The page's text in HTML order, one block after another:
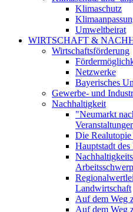
Klimaschutz
Umweltbeirat
WIRTSCHAFT &
Wirtschaftsförderung
Netzwerke
Bayerisches
Gewerbe- und
Nachhaltigkeit
"Neumarkt
Die
Hauptstadt
Landwirtschaft
Auf dem Weg
Auf dem Weg